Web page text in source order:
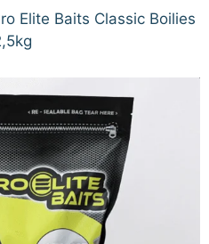
Elite Baits Classic Boilies